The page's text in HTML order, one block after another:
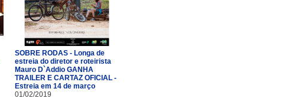
SOBRE RODAS - Longa de
estreia do diretor e roteirista
Mauro D`Addio GANHA
TRAILER E CARTAZ OFICIAL -
Estreia em 14 de março
01/02/2019